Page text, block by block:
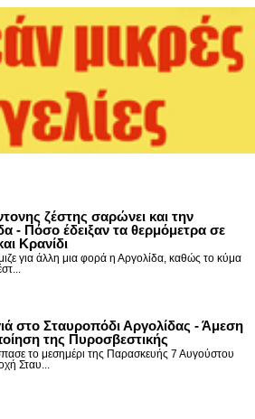
ζέστης σαρώνει και την
- Πόσο έδειξαν τα θερμόμετρα σε
Κρανίδι
για άλλη μια φορά η Αργολίδα, καθώς το κύμα
στο Σταυροπόδι Αργολίδας - Άμεση
της Πυροσβεστικής
το μεσημέρι της Παρασκευής 7 Αυγούστου
Σταυ...